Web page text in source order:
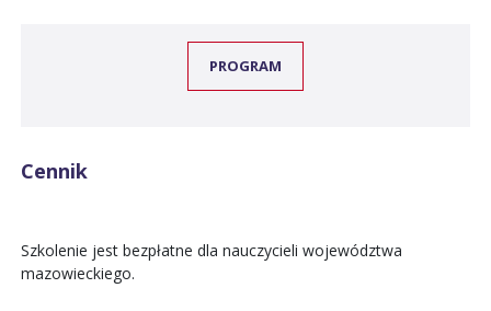
PROGRAM
Cennik
Szkolenie jest bezpłatne dla nauczycieli województwa
mazowieckiego.